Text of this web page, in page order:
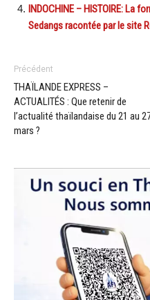
INDOCHINE – HISTOIRE: La
Sedangs racontée par le site
Précédent
THAÏLANDE EXPRESS –
ACTUALITÉS : Que retenir de
l’actualité thaïlandaise du 21 au
mars ?